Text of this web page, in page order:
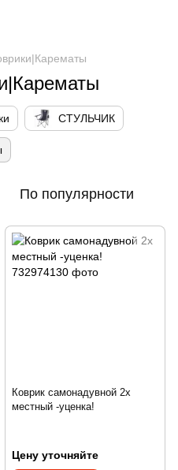
СТУЛЬЧИК
По популярности
Коврик самонадувной 2х
местный -уценка!
Цену уточняйте